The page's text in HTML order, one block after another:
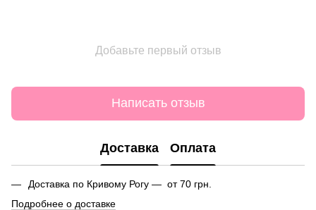
Добавьте первый отзыв
Написать отзыв
Доставка Оплата
Доставка по Кривому Рогу — от 70 грн.
Подробнее о доставке